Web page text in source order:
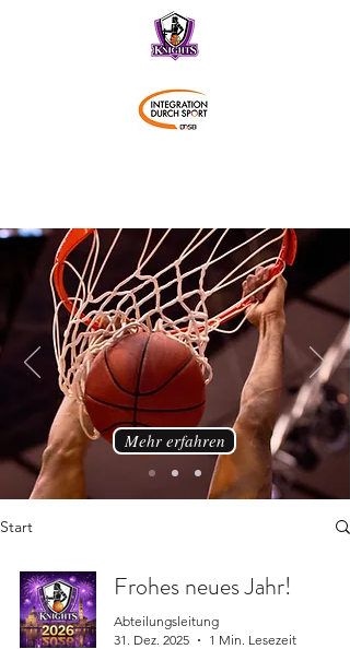
Mehr erfahren
Start
Frohes neues Jahr!
Abteilungsleitung
31. Dez. 2025
1 Min. Lesezeit